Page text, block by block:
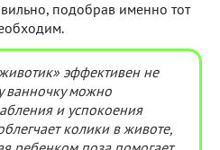
подобрав именно тот
эффективен не
ванночку можно
и успокоения
колики в животе,